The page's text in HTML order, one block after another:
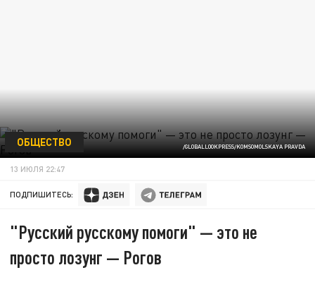
/GLOBALLOOKPRESS/KOMSOMOLSKAYA PRAVDA
ОБЩЕСТВО
13 ИЮЛЯ 22:47
ПОДПИШИТЕСЬ:
"Русский русскому помоги" — это не
просто лозунг — Рогов